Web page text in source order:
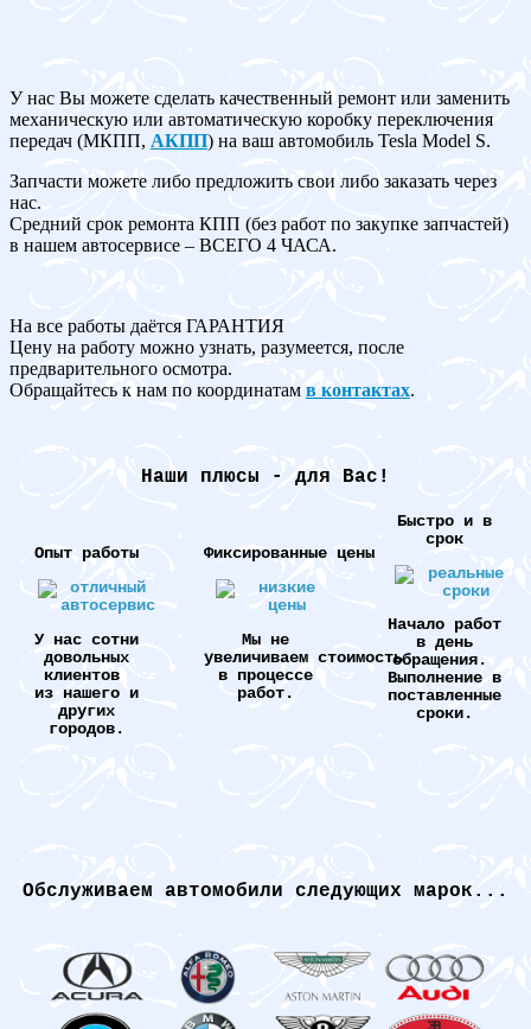
У нас Вы можете сделать качественный ремонт или заменить
механическую или автоматическую коробку переключения
передач (МКПП, АКПП) на ваш автомобиль Tesla Model S.
Запчасти можете либо предложить свои либо заказать через
нас.
Средний срок ремонта КПП (без работ по закупке запчастей)
в нашем автосервисе – ВСЕГО 4 ЧАСА.
На все работы даётся ГАРАНТИЯ
Цену на работу можно узнать, разумеется, после
предварительного осмотра.
Обращайтесь к нам по координатам в контактах.
Наши плюсы - для Вас!
Опыт работы
У нас сотни
довольных
клиентов
из нашего и
других
городов.
Фиксированные цены
Мы не
увеличиваем стоимость
в процессе
работ.
Быстро и в
срок
Начало работ
в день
обращения.
Выполнение в
поставленные
сроки.
Обслуживаем автомобили следующих марок...